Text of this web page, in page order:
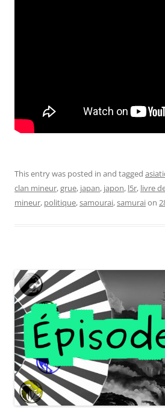
This entry was posted in and tagged
clan mineur,grue, japan, japon, l5r, livre
mineur, politique,samourai,samuraion